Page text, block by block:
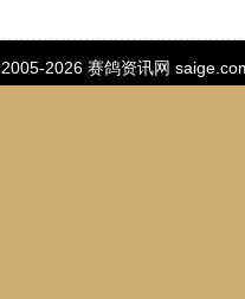
2026 赛鸽资讯网